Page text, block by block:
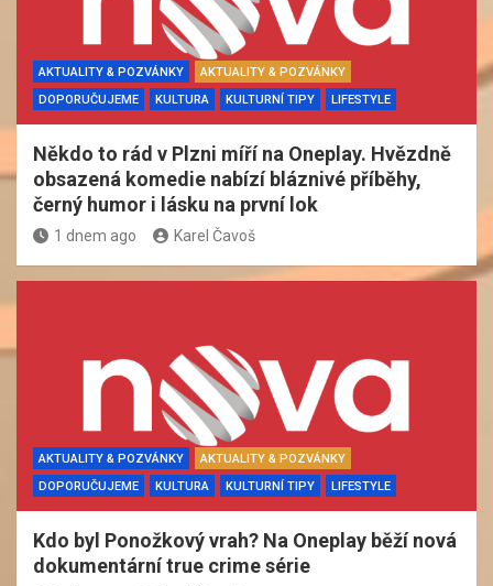
AKTUALITY & POZVÁNKY
AKTUALITY & POZVÁNKY
DOPORUČUJEME
KULTURA KULTURNÍ TIPY LIFESTYLE
Někdo to rád v Plzni míří na Oneplay. Hvězdně
obsazená komedie nabízí bláznivé příběhy,
černý humor i lásku na první lok
1 dnem ago Karel Čavoš
AKTUALITY & POZVÁNKY
AKTUALITY & POZVÁNKY
DOPORUČUJEME
KULTURA KULTURNÍ TIPY LIFESTYLE
Kdo byl Ponožkový vrah? Na Oneplay běží nová
dokumentární true crime série